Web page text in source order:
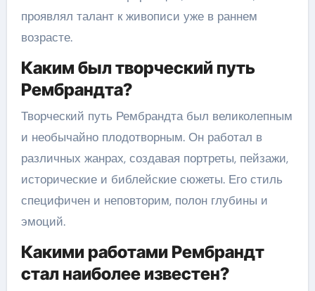
проявлял талант к живописи уже в раннем
возрасте.
Каким был творческий путь
Рембрандта?
Творческий путь Рембрандта был великолепным
и необычайно плодотворным. Он работал в
различных жанрах, создавая портреты, пейзажи,
исторические и библейские сюжеты. Его стиль
специфичен и неповторим, полон глубины и
эмоций.
Какими работами Рембрандт
стал наиболее известен?